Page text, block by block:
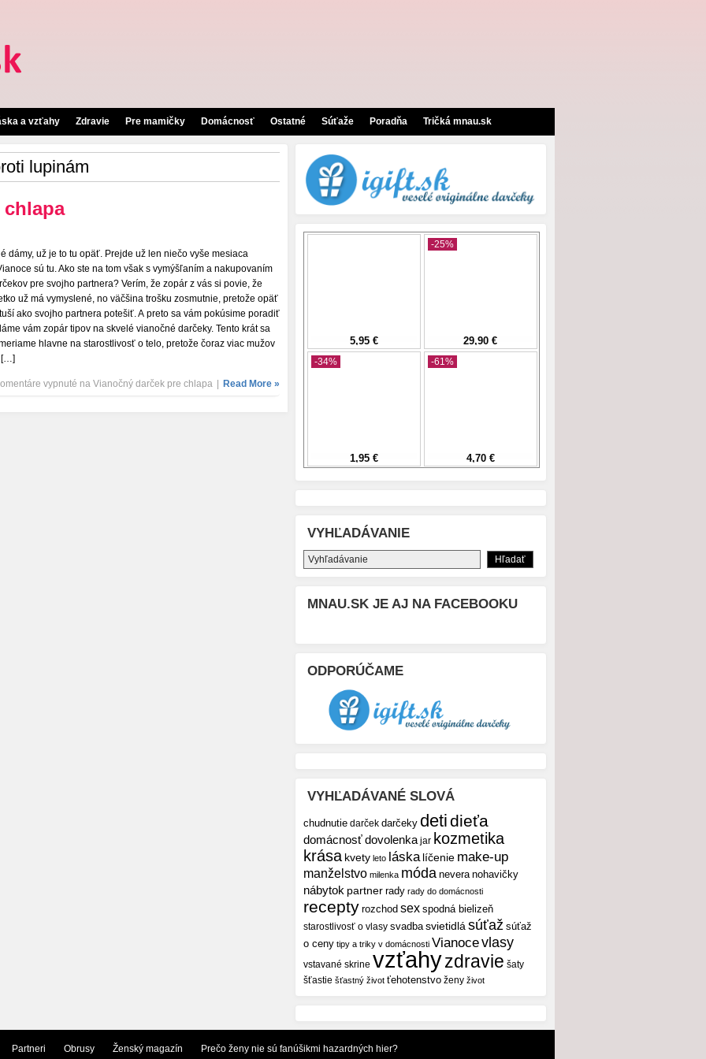
a vzťahy Zdravie Pre mamičky Domácnosť Ostatné Súťaže Poradňa Tričká mnau.sk
lupinám
chlapa
dámy, už je to tu opäť. Prejde už len niečo vyše mesiaca
sú tu. Ako ste na tom však s vymýšľaním a nakupovaním
pre svojho partnera? Verím, že zopár z vás si povie, že
už má vymyslené, no väčšina trošku zosmutnie, pretože opäť
ako svojho partnera potešiť. A preto sa vám pokúsime poradiť
vám zopár tipov na skvelé vianočné darčeky. Tento krát sa
hlavne na starostlivosť o telo, pretože čoraz viac mužov
[…]
vypnuté na Vianočný darček pre chlapa Read More »
VYHĽADÁVANIE
MNAU.SK JE AJ NA FACEBOOKU
ODPORÚČAME
VYHĽADÁVANÉ SLOVÁ
chudnutie darček darčeky detidieťa
domácnosťdovolenka jar kozmetika
krása kvety leto láska líčenie make-up
manželstvo milenka móda nevera nohavičky
nábytok partner rady rady do domácnosti
recepty rozchod sex spodná bielizeň
starostlivosť o vlasy svadba svietidlá súťaž súťaž
o ceny tipy a triky v domácnosti Vianocevlasy
vstavané skrine vzťahyzdravie šaty
šťastie šťastný život ťehotenstvo ženy život
Partneri Obrusy Ženský magazín Prečo ženy nie sú fanúšikmi hazardných hier?